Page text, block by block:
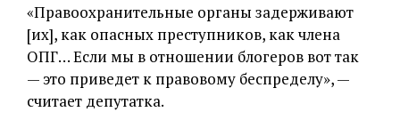
«Правоохранительные органы задерживают
[их], как опасных преступников, как члена
ОПГ… Если мы в отношении блогеров вот так
— это приведет к правовому беспределу», —
считает депутатка.